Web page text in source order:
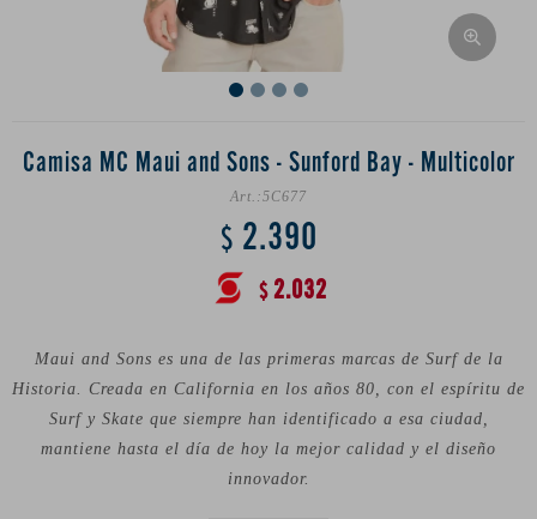
Camisa MC Maui and Sons - Sunford Bay - Multicolor
5C677
$ 2.390
$ 2.032
Maui and Sons es una de las primeras marcas de Surf de la
Historia. Creada en California en los años 80, con el espíritu de
Surf y Skate que siempre han identificado a esa ciudad,
mantiene hasta el día de hoy la mejor calidad y el diseño
innovador.